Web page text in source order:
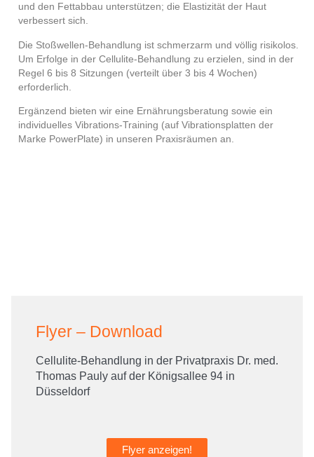
und den Fettabbau unterstützen; die Elastizität der Haut
verbessert sich.
Die Stoßwellen-Behandlung ist schmerzarm und völlig risikolos.
Um Erfolge in der Cellulite-Behandlung zu erzielen, sind in der
Regel 6 bis 8 Sitzungen (verteilt über 3 bis 4 Wochen)
erforderlich.
Ergänzend bieten wir eine Ernährungsberatung sowie ein
individuelles Vibrations-Training (auf Vibrationsplatten der
Marke PowerPlate) in unseren Praxisräumen an.
Flyer – Download
Cellulite-Behandlung in der Privatpraxis Dr. med.
Thomas Pauly auf der Königsallee 94 in
Düsseldorf
Flyer anzeigen!